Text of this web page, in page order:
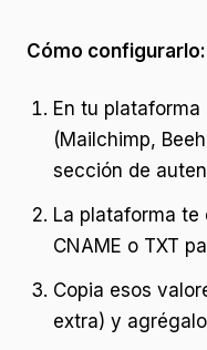
Cómo configurarlo:
En tu
(Mailchimp,
sección de
La plataforma te
CNAME o TXT
Copia esos
extra) y